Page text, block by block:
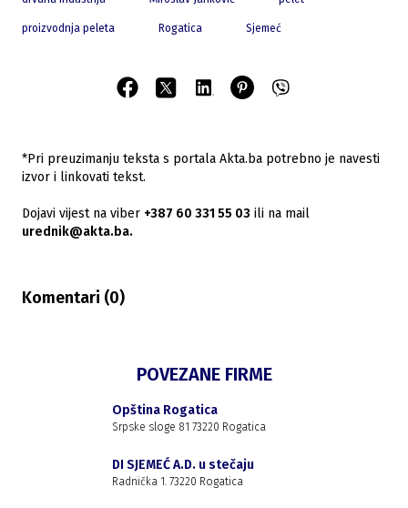
proizvodnja peleta Rogatica Sjemeć
*Pri preuzimanju teksta s portala Akta.ba potrebno je navesti
izvor i linkovati tekst.
Dojavi vijest na viber +387 60 331 55 03 ili na mail
urednik@akta.ba.
Komentari (0)
POVEZANE FIRME
Opština Rogatica
Srpske sloge 81 73220 Rogatica
DI SJEMEĆ A.D. u stečaju
Radnička 1. 73220 Rogatica